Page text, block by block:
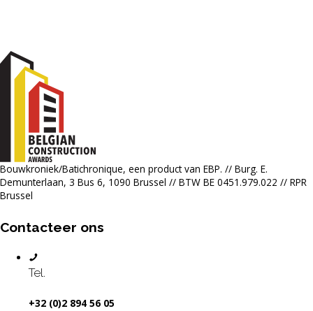
Bouwkroniek/Batichronique, een product van EBP. // Burg. E.
Demunterlaan, 3 Bus 6, 1090 Brussel // BTW BE 0451.979.022 // RPR
Brussel
Contacteer ons
Tel.
+32 (0)2 894 56 05